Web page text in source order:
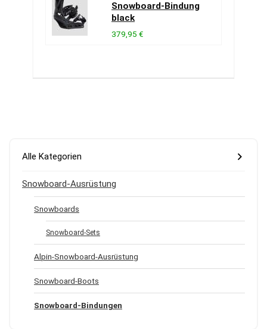
Snowboard-Bindung
black
379,95 €
Alle Kategorien
Snowboard-Ausrüstung
Snowboards
Snowboard-Sets
Alpin-Snowboard-Ausrüstung
Snowboard-Boots
Snowboard-Bindungen